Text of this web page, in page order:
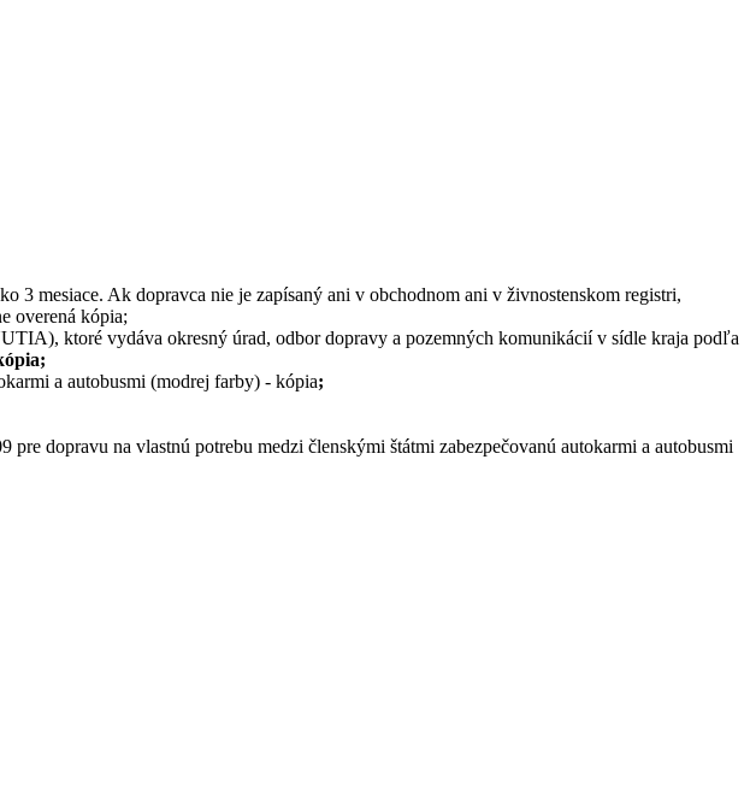
3 mesiace. Ak dopravca nie je zapísaný ani v obchodnom ani v živnostenskom registri,
overená kópia;
ktoré vydáva okresný úrad, odbor dopravy a pozemných komunikácií v sídle kraja podľa
a autobusmi (modrej farby) - kópia;
dopravu na vlastnú potrebu medzi členskými štátmi zabezpečovanú autokarmi a autobusmi